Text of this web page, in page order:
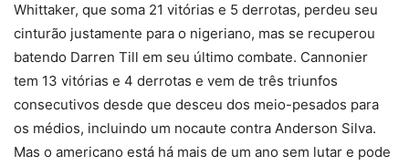
Whittaker, que soma 21 vitórias e 5 derrotas, perdeu seu
cinturão justamente para o nigeriano, mas se recuperou
batendo Darren Till em seu último combate. Cannonier
tem 13 vitórias e 4 derrotas e vem de três triunfos
consecutivos desde que desceu dos meio-pesados para
os médios, incluindo um nocaute contra Anderson Silva.
Mas o americano está há mais de um ano sem lutar e pode